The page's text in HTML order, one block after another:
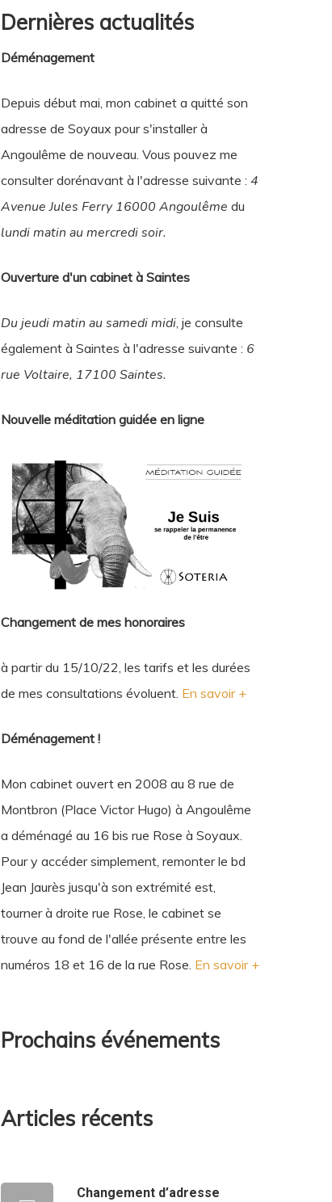
Dernières actualités
Déménagement
Depuis début mai, mon cabinet a quitté son
adresse de Soyaux pour s'installer à
Angoulême de nouveau. Vous pouvez me
consulter dorénavant à l'adresse suivante : 4
Avenue Jules Ferry 16000 Angoulême du
lundi matin au mercredi soir.
Ouverture d'un cabinet à Saintes
Du jeudi matin au samedi midi, je consulte
également à Saintes à l'adresse suivante : 6
rue Voltaire, 17100 Saintes.
Nouvelle méditation guidée en ligne
Changement de mes honoraires
à partir du 15/10/22, les tarifs et les durées
de mes consultations évoluent. En savoir +
Déménagement !
Mon cabinet ouvert en 2008 au 8 rue de
Montbron (Place Victor Hugo) à Angoulême
a déménagé au 16 bis rue Rose à Soyaux.
Pour y accéder simplement, remonter le bd
Jean Jaurès jusqu'à son extrémité est,
tourner à droite rue Rose, le cabinet se
trouve au fond de l'allée présente entre les
numéros 18 et 16 de la rue Rose. En savoir +
Prochains événements
Articles récents
Changement d’adresse